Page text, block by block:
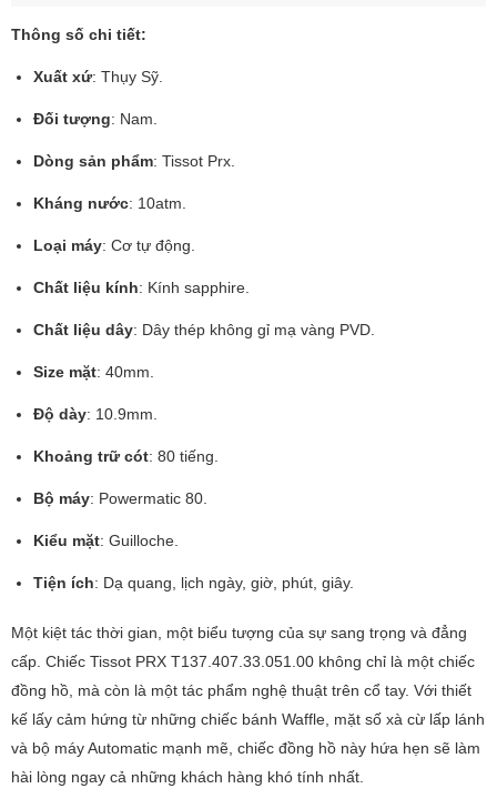
Thông số chi tiết:
Xuất xứ: Thụy Sỹ.
Đối tượng: Nam.
Dòng sản phẩm: Tissot Prx.
Kháng nước: 10atm.
Loại máy: Cơ tự động.
Chất liệu kính: Kính sapphire.
Chất liệu dây: Dây thép không gỉ mạ vàng PVD.
Size mặt: 40mm.
Độ dày: 10.9mm.
Khoảng trữ cót: 80 tiếng.
Bộ máy: Powermatic 80.
Kiểu mặt: Guilloche.
Tiện ích: Dạ quang, lịch ngày, giờ, phút, giây.
Một kiệt tác thời gian, một biểu tượng của sự sang trọng và đẳng
cấp. Chiếc Tissot PRX T137.407.33.051.00 không chỉ là một chiếc
đồng hồ, mà còn là một tác phẩm nghệ thuật trên cổ tay. Với thiết
kế lấy cảm hứng từ những chiếc bánh Waffle, mặt số xà cừ lấp lánh
và bộ máy Automatic mạnh mẽ, chiếc đồng hồ này hứa hẹn sẽ làm
hài lòng ngay cả những khách hàng khó tính nhất.